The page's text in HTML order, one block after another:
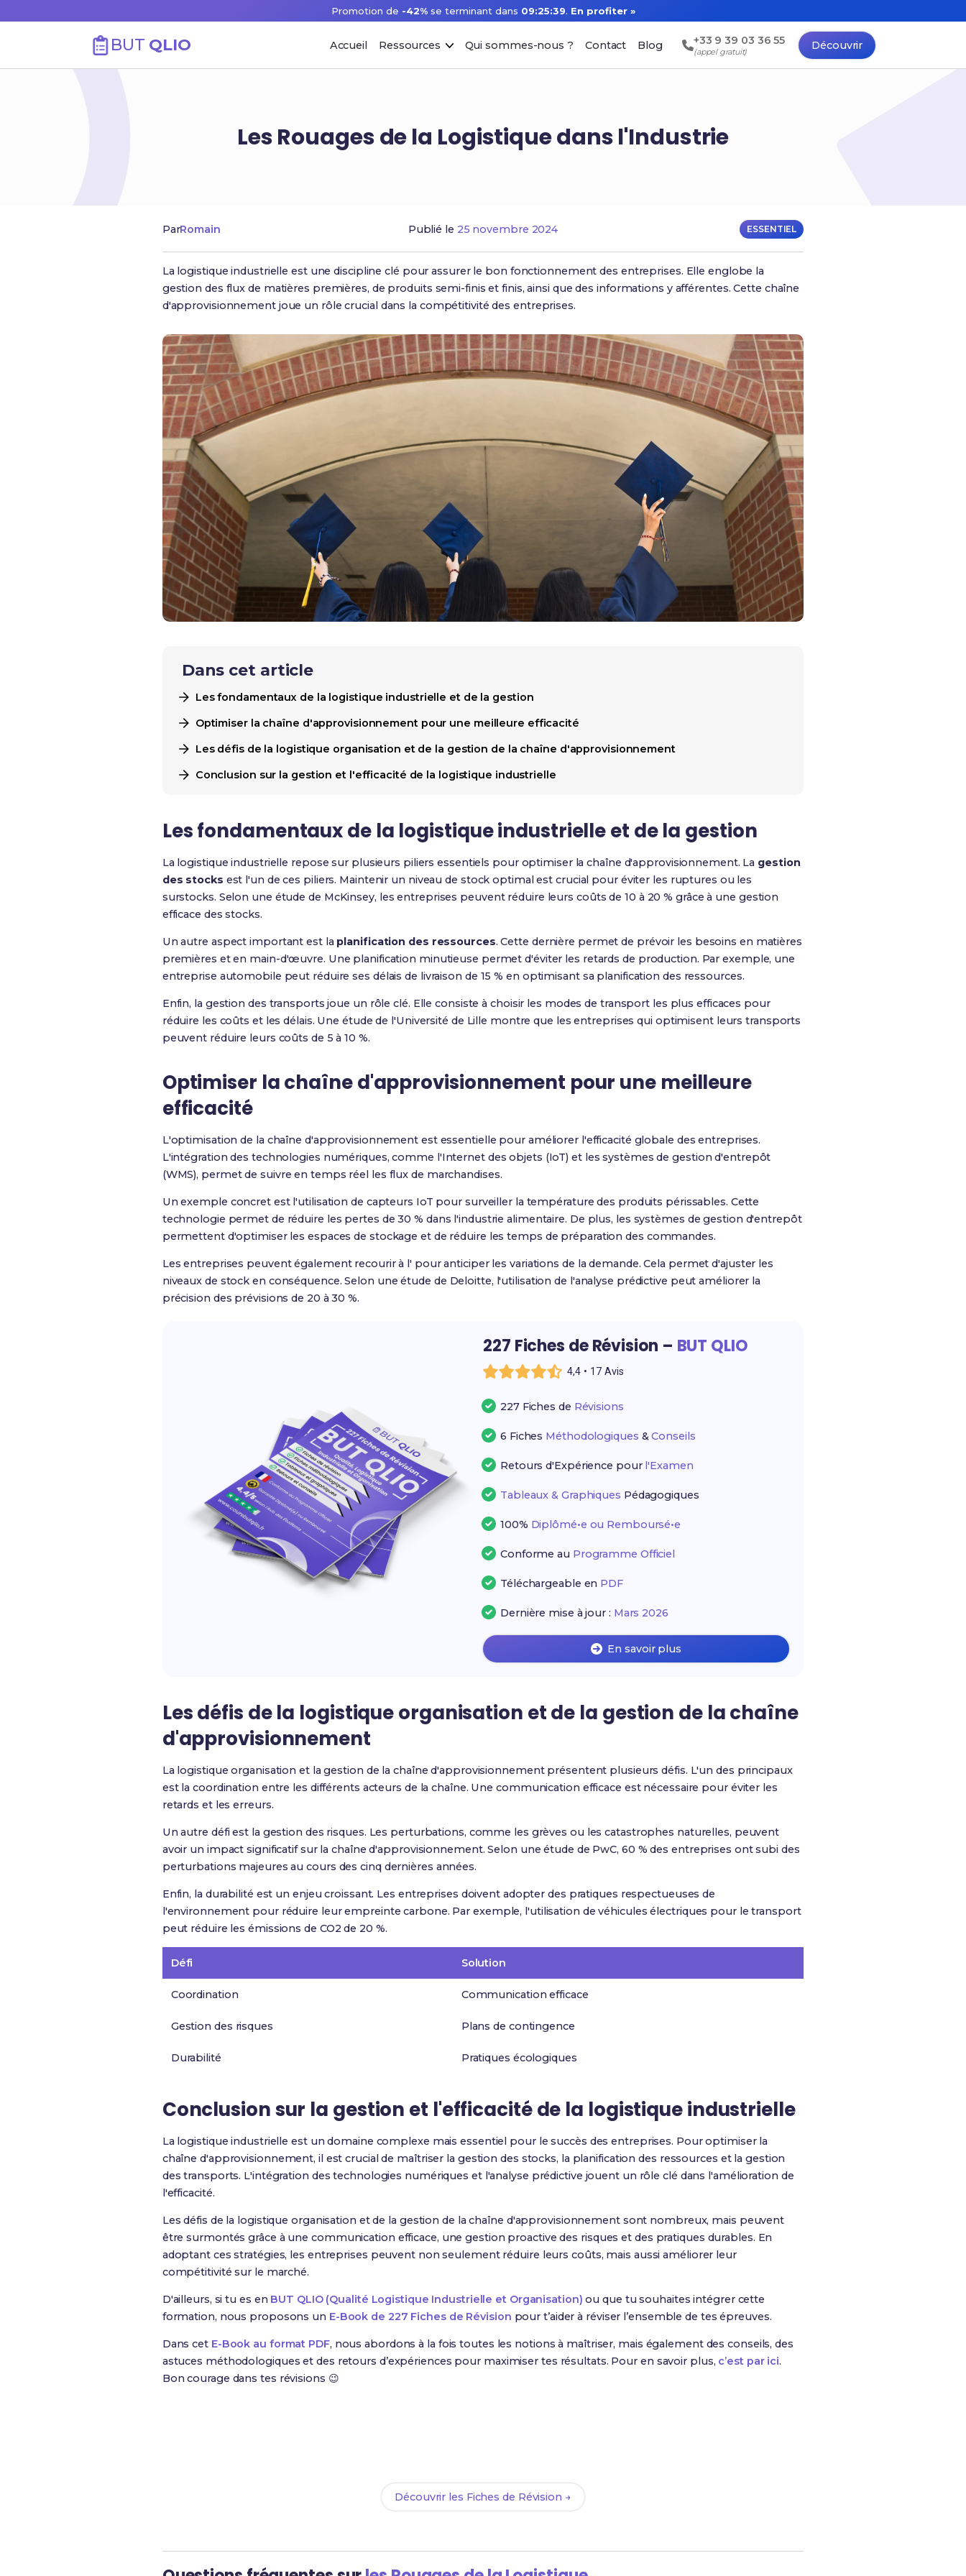
Promotion de -42%se terminant dans 09:25:38. En profiter »
BUT QLIO Accueil Ressources Qui sommes-nous ? Contact Blog +33 9 39 03 36 55
(appel gratuit)
Découvrir
Les Rouages de la Logistique dans l'Industrie
ParRomain Publié le 25 novembre 2024 ESSENTIEL
La logistique industrielle est une discipline clé pour assurer le bon fonctionnement des entreprises. Elle englobe la
gestion des flux de matières premières, de produits semi-finis et finis, ainsi que des informations y afférentes. Cette chaîne
d'approvisionnement joue un rôle crucial dans la compétitivité des entreprises.
Dans cet article
Les fondamentaux de la logistique industrielle et de la gestion
Optimiser la chaîne d'approvisionnement pour une meilleure efficacité
Les défis de la logistique organisation et de la gestion de la chaîne d'approvisionnement
Conclusion sur la gestion et l'efficacité de la logistique industrielle
Les fondamentaux de la logistique industrielle et de la gestion
La logistique industrielle repose sur plusieurs piliers essentiels pour optimiser la chaîne d'approvisionnement. La gestion
des stocks est l'un de ces piliers. Maintenir un niveau de stock optimal est crucial pour éviter les ruptures ou les
surstocks. Selon une étude de McKinsey, les entreprises peuvent réduire leurs coûts de 10 à 20 % grâce à une gestion
efficace des stocks.
Un autre aspect important est la planification des ressources. Cette dernière permet de prévoir les besoins en matières
premières et en main-d'œuvre. Une planification minutieuse permet d'éviter les retards de production. Par exemple, une
entreprise automobile peut réduire ses délais de livraison de 15 % en optimisant sa planification des ressources.
Enfin, la gestion des transports joue un rôle clé. Elle consiste à choisir les modes de transport les plus efficaces pour
réduire les coûts et les délais. Une étude de l'Université de Lille montre que les entreprises qui optimisent leurs transports
peuvent réduire leurs coûts de 5 à 10 %.
Optimiser la chaîne d'approvisionnement pour une meilleure
efficacité
L'optimisation de la chaîne d'approvisionnement est essentielle pour améliorer l'efficacité globale des entreprises.
L'intégration des technologies numériques, comme l'Internet des objets (IoT) et les systèmes de gestion d'entrepôt
(WMS), permet de suivre en temps réel les flux de marchandises.
Un exemple concret est l'utilisation de capteurs IoT pour surveiller la température des produits périssables. Cette
technologie permet de réduire les pertes de 30 % dans l'industrie alimentaire. De plus, les systèmes de gestion d'entrepôt
permettent d'optimiser les espaces de stockage et de réduire les temps de préparation des commandes.
Les entreprises peuvent également recourir à l' pour anticiper les variations de la demande. Cela permet d'ajuster les
niveaux de stock en conséquence. Selon une étude de Deloitte, l'utilisation de l'analyse prédictive peut améliorer la
précision des prévisions de 20 à 30 %.
227 Fiches de Révision – BUT QLIO
4,4 • 17 Avis
227 Fiches de Révisions
6 Fiches Méthodologiques &Conseils
Retours d'Expérience pour l'Examen
Tableaux & Graphiques Pédagogiques
100% Diplômé•e ou Remboursé•e
Conforme au Programme Officiel
Téléchargeable en PDF
Dernière mise à jour : Mars 2026
En savoir plus
Les défis de la logistique organisation et de la gestion de la chaîne
d'approvisionnement
La logistique organisation et la gestion de la chaîne d'approvisionnement présentent plusieurs défis. L'un des principaux
est la coordination entre les différents acteurs de la chaîne. Une communication efficace est nécessaire pour éviter les
retards et les erreurs.
Un autre défi est la gestion des risques. Les perturbations, comme les grèves ou les catastrophes naturelles, peuvent
avoir un impact significatif sur la chaîne d'approvisionnement. Selon une étude de PwC, 60 % des entreprises ont subi des
perturbations majeures au cours des cinq dernières années.
Enfin, la durabilité est un enjeu croissant. Les entreprises doivent adopter des pratiques respectueuses de
l'environnement pour réduire leur empreinte carbone. Par exemple, l'utilisation de véhicules électriques pour le transport
peut réduire les émissions de CO2 de 20 %.
Défi Solution
Coordination Communication efficace
Gestion des risques Plans de contingence
Durabilité Pratiques écologiques
Conclusion sur la gestion et l'efficacité de la logistique industrielle
La logistique industrielle est un domaine complexe mais essentiel pour le succès des entreprises. Pour optimiser la
chaîne d'approvisionnement, il est crucial de maîtriser la gestion des stocks, la planification des ressources et la gestion
des transports. L'intégration des technologies numériques et l'analyse prédictive jouent un rôle clé dans l'amélioration de
l'efficacité.
Les défis de la logistique organisation et de la gestion de la chaîne d'approvisionnement sont nombreux, mais peuvent
être surmontés grâce à une communication efficace, une gestion proactive des risques et des pratiques durables. En
adoptant ces stratégies, les entreprises peuvent non seulement réduire leurs coûts, mais aussi améliorer leur
compétitivité sur le marché.
D'ailleurs, si tu es en BUT QLIO (Qualité Logistique Industrielle et Organisation) ou que tu souhaites intégrer cette
formation, nous proposons un E-Book de 227 Fiches de Révision pour t’aider à réviser l’ensemble de tes épreuves.
Dans cet E-Book au format PDF, nous abordons à la fois toutes les notions à maîtriser, mais également des conseils, des
astuces méthodologiques et des retours d’expériences pour maximiser tes résultats. Pour en savoir plus, c’est par ici.
Bon courage dans tes révisions 😉
Découvrir les Fiches de Révision →